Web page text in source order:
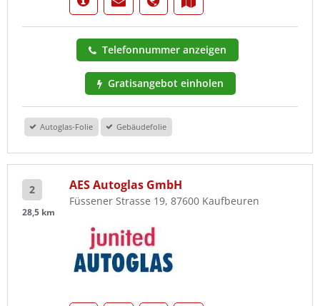
Telefonnummer anzeigen
Gratisangebot einholen
Autoglas-Folie Gebäudefolie
2
28,5 km
AES Autoglas GmbH
Füssener Strasse 19, 87600 Kaufbeuren